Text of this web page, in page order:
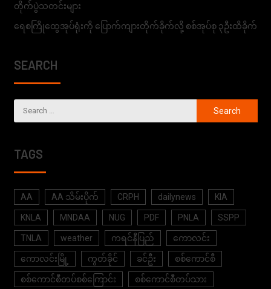
တိုက်ပွဲသတင်းများ
ရေစကြိုထွေအုပ်ရုံးကို ပြောက်ကျားတိုက်ခိုက်လို့ စစ်အုပ်စု ၃ဦးထိခိုက်
SEARCH
TAGS
AA AA သိမ်းပိုက် CRPH dailynews KIA
KNLA MNDAA NUG PDF PNLA SSPP
TNLA weather ကရင်နီပြည် ကောလင်း
ကောလင်းမြို့ ကွတ်ခိုင် ခင်ဦး စစ်ကောင်စီ
စစ်ကောင်စီတပ်စစ်ကြောင်း စစ်ကောင်စီတပ်သား